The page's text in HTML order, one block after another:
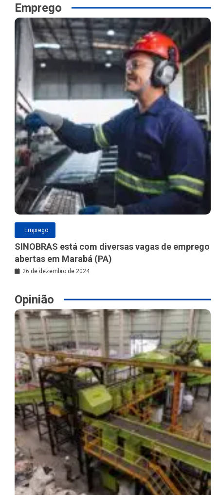
Emprego
Emprego
SINOBRAS está com diversas vagas de emprego
abertas em Marabá (PA)
26 de dezembro de 2024
Opinião